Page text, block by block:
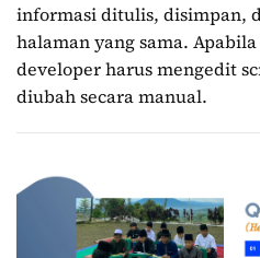
informasi ditulis, disimpan,
halaman yang sama.
developer harus mengedit
diubah secara manual.